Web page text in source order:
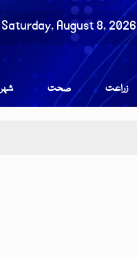
Saturday, August 8, 2026
صحت زراعت